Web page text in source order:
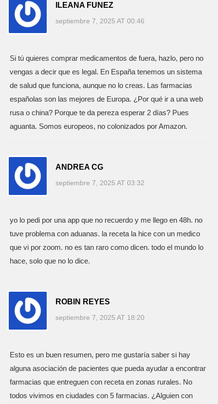
ILEANA FUNEZ
septiembre 7, 2025 AT 00:46
Si tú quieres comprar medicamentos de fuera, hazlo, pero no
vengas a decir que es legal. En España tenemos un sistema
de salud que funciona, aunque no lo creas. Las farmacias
españolas son las mejores de Europa. ¿Por qué ir a una web
rusa o china? Porque te da pereza esperar 2 días? Pues
aguanta. Somos europeos, no colonizados por Amazon.
ANDREA CG
septiembre 7, 2025 AT 03:32
yo lo pedi por una app que no recuerdo y me llego en 48h. no
tuve problema con aduanas. la receta la hice con un medico
que vi por zoom. no es tan raro como dicen. todo el mundo lo
hace, solo que no lo dice.
ROBIN REYES
septiembre 7, 2025 AT 18:20
Esto es un buen resumen, pero me gustaría saber si hay
alguna asociación de pacientes que pueda ayudar a encontrar
farmacias que entreguen con receta en zonas rurales. No
todos vivimos en ciudades con 5 farmacias. ¿Alguien con